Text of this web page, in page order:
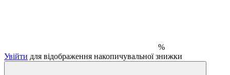
%
Увійти для відображення накопичувальної знижки